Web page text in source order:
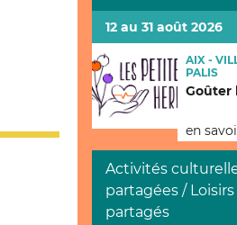
12 au 31 août 2026
AIX -
PALIS
Goûter
en
Activités
partagées / Loisirs
partagés